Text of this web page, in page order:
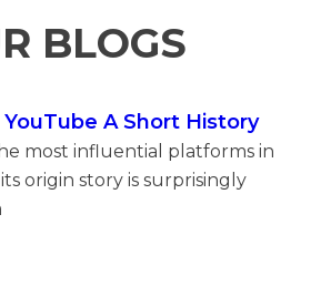
BLOGS
A Short History
most influential platforms in
origin story is surprisingly